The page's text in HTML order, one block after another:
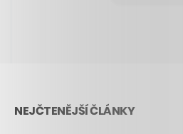
NEJČTENĚJŠÍ ČLÁNKY